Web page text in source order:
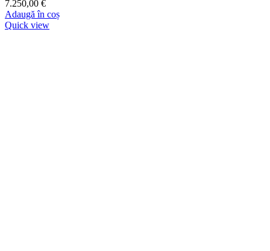
7.250,00 €
Adaugă în coș
Quick view